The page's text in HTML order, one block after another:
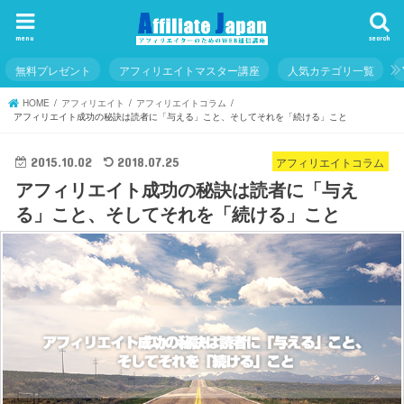
search
menu
無料プレゼント アフィリエイトマスター講座 人気カテゴリ一覧
HOME アフィリエイト
アフィリエイトコラム
アフィリエイト成功の秘訣は読者に「与える」こと、そしてそれを「続ける」こと
アフィリエイトコラム
2015.10.02 2018.07.25
アフィリエイト成功の秘訣は読者に「与え
る」こと、そしてそれを「続ける」こと